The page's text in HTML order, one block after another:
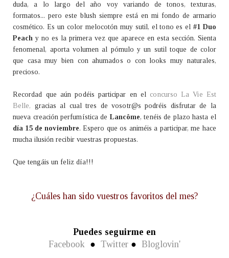
duda, a lo largo del año voy variando de tonos, texturas,
formatos... pero este blush siempre está en mi fondo de armario
cosmético. Es un color melocotón muy sutil, el tono es el#1 Duo
Peach y no es la primera vez que aparece en esta sección. Sienta
fenomenal, aporta volumen al pómulo y un sutil toque de color
que casa muy bien con ahumados o con looks muy naturales,
precioso.
Recordad que aún podéis participar en el concurso La Vie Est
Belle, gracias al cual tres de vosotr@s podréis disfrutar de la
nueva creación perfumística de Lancôme, tenéis de plazo hasta el
día 15 de noviembre. Espero que os animéis a participar, me hace
mucha ilusión recibir vuestras propuestas.
Que tengáis un feliz día!!!
¿Cuáles han sido vuestros favoritos del mes?
Puedes seguirme en
Facebook ● Twitter ● Bloglovin'